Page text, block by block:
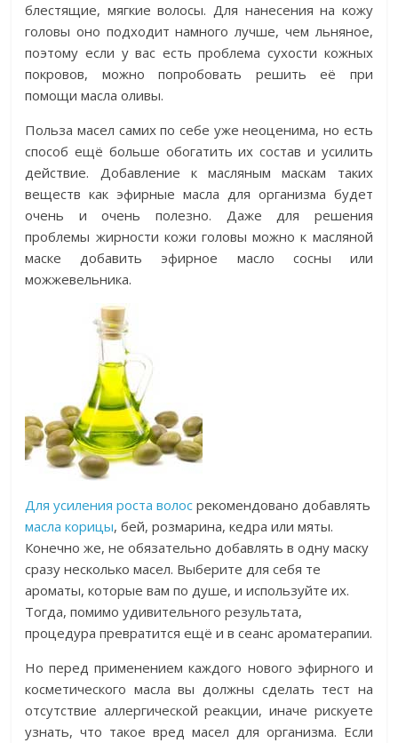
блестящие, мягкие волосы. Для нанесения на кожу
головы оно подходит намного лучше, чем льняное,
поэтому если у вас есть проблема сухости кожных
покровов, можно попробовать решить её при
помощи масла оливы.
Польза масел самих по себе уже неоценима, но есть
способ ещё больше обогатить их состав и усилить
действие. Добавление к масляным маскам таких
веществ как эфирные масла для организма будет
очень и очень полезно. Даже для решения
проблемы жирности кожи головы можно к масляной
маске добавить эфирное масло сосны или
можжевельника.
Для усиления роста волос рекомендовано добавлять
масла корицы, бей, розмарина, кедра или мяты.
Конечно же, не обязательно добавлять в одну маску
сразу несколько масел. Выберите для себя те
ароматы, которые вам по душе, и используйте их.
Тогда, помимо удивительного результата,
процедура превратится ещё и в сеанс ароматерапии.
Но перед применением каждого нового эфирного и
косметического масла вы должны сделать тест на
отсутствие аллергической реакции, иначе рискуете
узнать, что такое вред масел для организма. Если